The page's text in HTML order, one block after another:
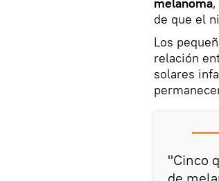
melanoma
de que el
Los
relación
solares
"Cinco